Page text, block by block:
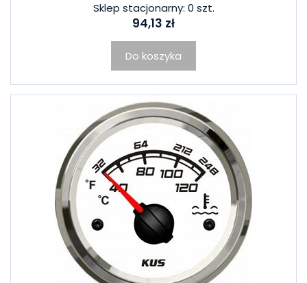
Sklep stacjonarny: 0 szt.
94,13 zł
Do koszyka